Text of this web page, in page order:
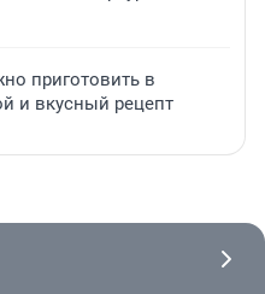
приготовить в
и вкусный рецепт